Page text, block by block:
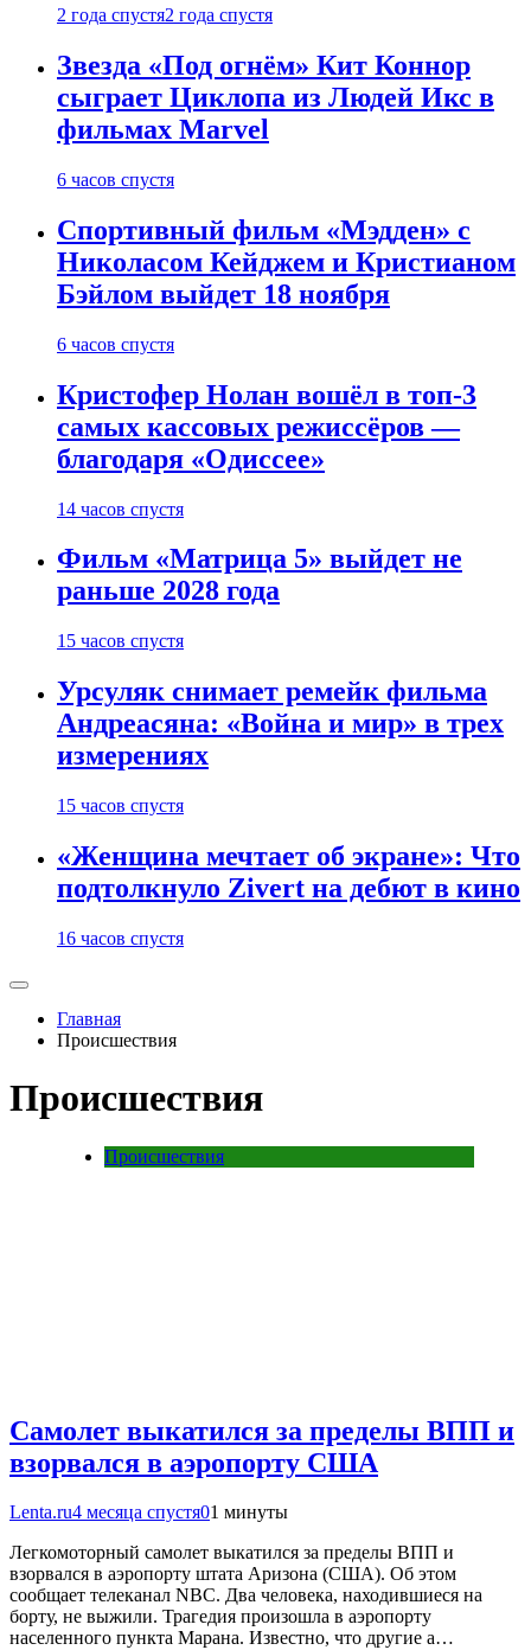
2 года спустя2 года спустя
Звезда «Под огнём» Кит Коннор
сыграет Циклопа из Людей Икс в
фильмах Marvel
6 часов спустя
Спортивный фильм «Мэдден» с
Николасом Кейджем и Кристианом
Бэйлом выйдет 18 ноября
6 часов спустя
Кристофер Нолан вошёл в топ-3
самых кассовых режиссёров —
благодаря «Одиссее»
14 часов спустя
Фильм «Матрица 5» выйдет не
раньше 2028 года
15 часов спустя
Урсуляк снимает ремейк фильма
Андреасяна: «Война и мир» в трех
измерениях
15 часов спустя
«Женщина мечтает об экране»: Что
подтолкнуло Zivert на дебют в кино
16 часов спустя
Главная
Происшествия
Происшествия
Происшествия
Самолет выкатился за пределы ВПП и
взорвался в аэропорту США
Lenta.ru4 месяца спустя01 минуты
Легкомоторный самолет выкатился за пределы ВПП и
взорвался в аэропорту штата Аризона (США). Об этом
сообщает телеканал NBC. Два человека, находившиеся на
борту, не выжили. Трагедия произошла в аэропорту
населенного пункта Марана. Известно, что другие а…